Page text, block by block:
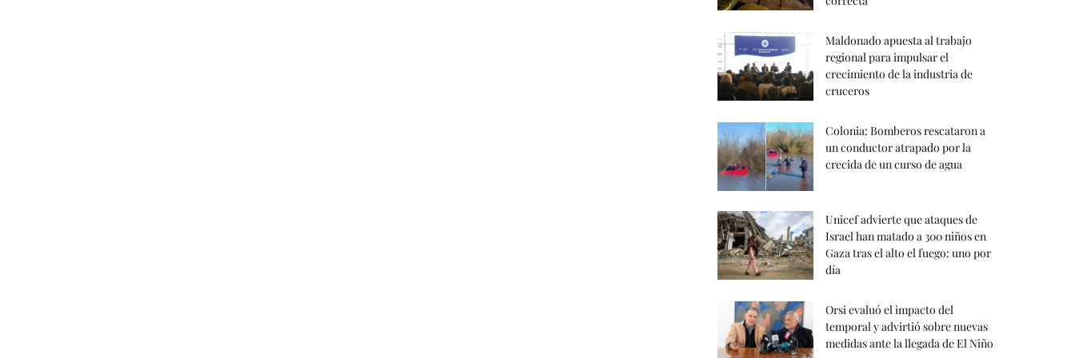
Maldonado apuesta al trabajo
regional para impulsar el
crecimiento de la industria de
cruceros
Colonia: Bomberos rescataron a
un conductor atrapado por la
crecida de un curso de agua
Unicef advierte que ataques de
Israel han matado a 300 niños en
Gaza tras el alto el fuego: uno por
día
Orsi evaluó el impacto del
temporal y advirtió sobre nuevas
medidas ante la llegada de El Niño